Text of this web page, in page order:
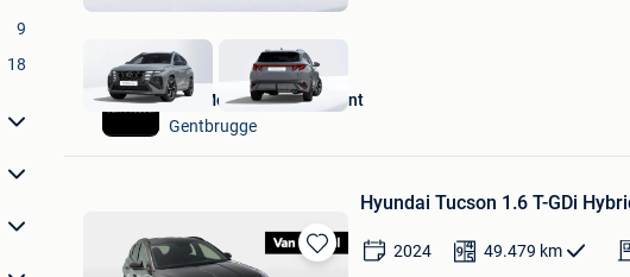
9
18
Van Mossel Hyundai Gent
Gentbrugge
Bewaren
Hyundai Tucson 1.6 T-GDi
2024 49.479 km